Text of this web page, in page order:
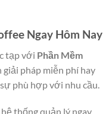
Ngay Hôm Nay
tạp với Phần Mềm
giải pháp miễn phí hay
phù hợp với nhu cầu.
hệ thống quản lý ngay